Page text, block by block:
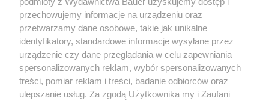
Fascynujące auta lat 80.
i 90.”
przechowujemy informacje na urządzeniu oraz
przetwarzamy dane osobowe, takie jak unikalne
identyfikatory, standardowe informacje wysyłane przez
urządzenie czy dane przeglądania w celu zapewniania
spersonalizowanych reklam, wybór spersonalizowanych
treści, pomiar reklam i treści, badanie odbiorców oraz
ulepszanie usług. Za zgodą Użytkownika my i Zaufani